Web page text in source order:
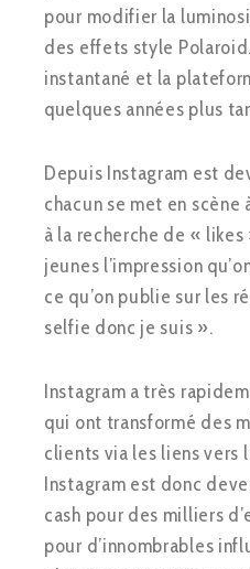
pour modifier la
des effets style
instantané et la
quelques années plus
Depuis Instagram est
chacun se met en
à la recherche de « likes
jeunes l’impression
ce qu’on publie sur les
selfie donc je suis ».
Instagram a très
qui ont transformé des
clients via les liens vers
Instagram est donc
cash pour des milliers
pour d’innombrables